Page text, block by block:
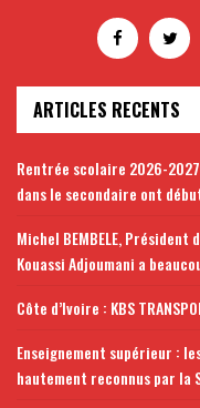
ARTICLES RECENTS
Rentrée scolaire 2026-
dans le secondaire ont
Michel BEMBELE, Président
Kouassi Adjoumani a
Côte d’Ivoire : KBS
Enseignement supérieur :
hautement reconnus par la